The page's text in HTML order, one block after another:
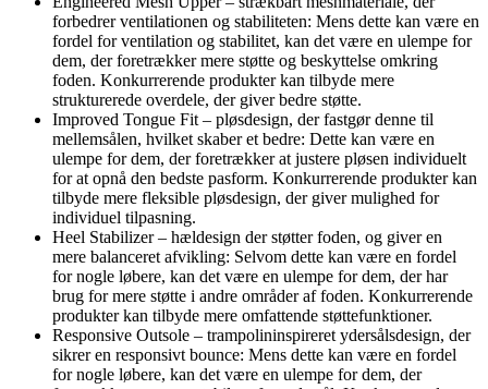
forbedrer ventilationen og stabiliteten: Mens dette kan være en
fordel for ventilation og stabilitet, kan det være en ulempe for
dem, der foretrækker mere støtte og beskyttelse omkring
foden. Konkurrerende produkter kan tilbyde mere
strukturerede overdele, der giver bedre støtte.
Improved Tongue Fit – pløsdesign, der fastgør denne til
mellemsålen, hvilket skaber et bedre: Dette kan være en
ulempe for dem, der foretrækker at justere pløsen individuelt
for at opnå den bedste pasform. Konkurrerende produkter kan
tilbyde mere fleksible pløsdesign, der giver mulighed for
individuel tilpasning.
Heel Stabilizer – hældesign der støtter foden, og giver en
mere balanceret afvikling: Selvom dette kan være en fordel
for nogle løbere, kan det være en ulempe for dem, der har
brug for mere støtte i andre områder af foden. Konkurrerende
produkter kan tilbyde mere omfattende støttefunktioner.
Responsive Outsole – trampolininspireret ydersålsdesign, der
sikrer en responsivt bounce: Mens dette kan være en fordel
for nogle løbere, kan det være en ulempe for dem, der